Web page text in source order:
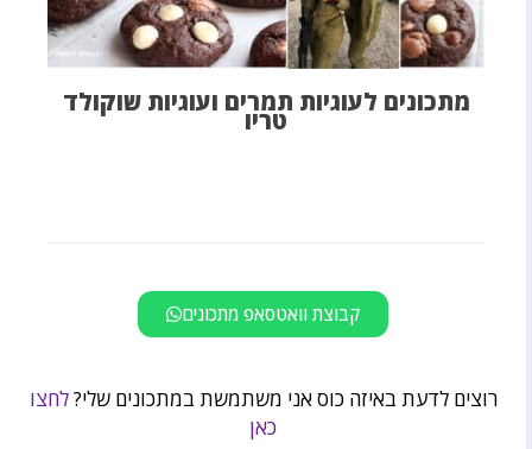
מתכונים לעוגיות תמרים ועוגיות שוקולד
טריו
קבוצת וואטסאפ מתכונים
רוצים לדעת באיזה כוס אני משתמשת במתכונים שלי?לחצו
כאן